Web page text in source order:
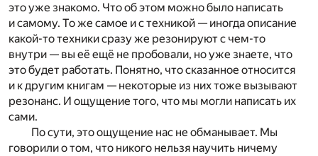
это уже знакомо. Что об этом можно было написать
и самому. То же самое и с техникой — иногда описание
какой-то техники сразу же резонируют с чем-то
внутри — вы её ещё не пробовали, но уже знаете, что
это будет работать. Понятно, что сказанное относится
и к другим книгам — некоторые из них тоже вызывают
резонанс. И ощущение того, что мы могли написать их
сами.
По сути, это ощущение нас не обманывает. Мы
говорили о том, что никого нельзя научить ничему